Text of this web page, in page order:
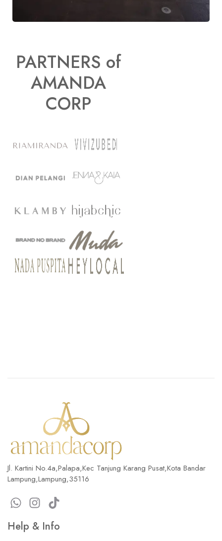
PARTNERS of
AMANDA
CORP
Jl. Kartini No.4a,Palapa,Kec Tanjung Karang Pusat,Kota Bandar
Lampung,Lampung,35116
Help & Info